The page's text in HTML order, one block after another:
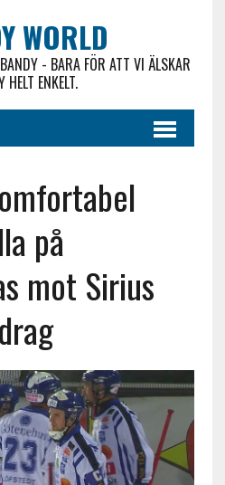
WORLD
- BARA FÖR ATT VI ÄLSKAR
HELT ENKELT.
på
mot Sirius